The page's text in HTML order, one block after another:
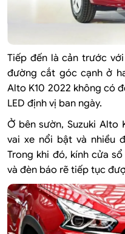
Tiếp đến là cản trước
đường cắt góc cạnh ở
Alto K10 2022 không có
LED định vị ban ngày.
Ở bên sườn, Suzuki Alto
vai xe nổi bật và nhiều
Trong khi đó, kính cửa
và đèn báo rẽ tiếp tục